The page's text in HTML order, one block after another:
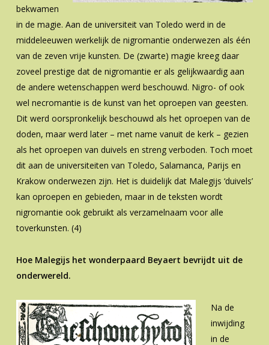
bekwamen
in de magie. Aan de universiteit van Toledo werd in de
middeleeuwen werkelijk de nigromantie onderwezen als één
van de zeven vrije kunsten. De (zwarte) magie kreeg daar
zoveel prestige dat de nigromantie er als gelijkwaardig aan
de andere wetenschappen werd beschouwd. Nigro- of ook
wel necromantie is de kunst van het oproepen van geesten.
Dit werd oorspronkelijk beschouwd als het oproepen van de
doden, maar werd later – met name vanuit de kerk – gezien
als het oproepen van duivels en streng verboden. Toch moet
dit aan de universiteiten van Toledo, Salamanca, Parijs en
Krakow onderwezen zijn. Het is duidelijk dat Malegijs ‘duivels’
kan oproepen en gebieden, maar in de teksten wordt
nigromantie ook gebruikt als verzamelnaam voor alle
toverkunsten. (4)
Hoe Malegijs het wonderpaard Beyaert bevrijdt uit de
onderwereld.
Na de
inwijding
in de